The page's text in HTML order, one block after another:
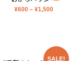
¥600– ¥1,500
SALE!